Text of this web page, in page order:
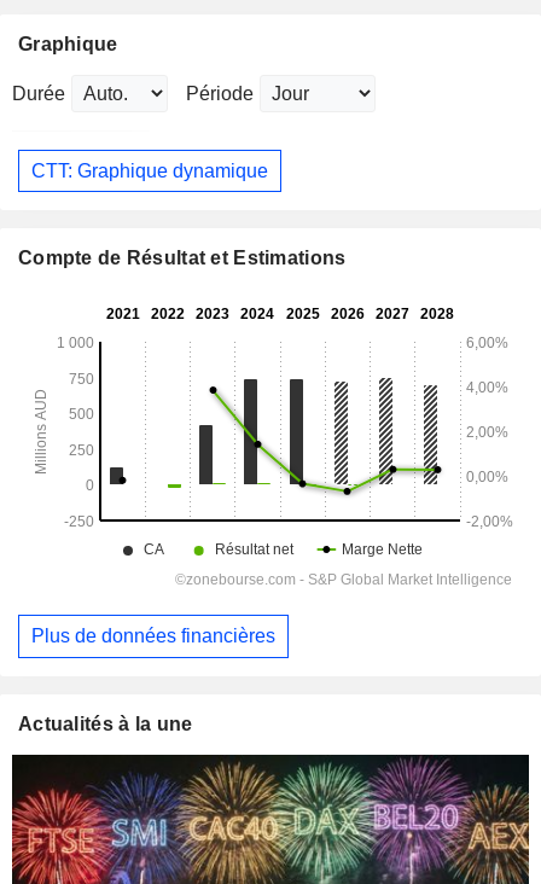
Graphique
Durée Période
CTT: Graphique dynamique
Compte de Résultat et Estimations
Plus de données financières
Actualités à la une